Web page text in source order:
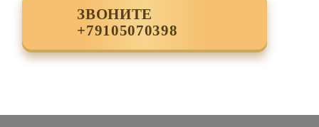
ЗВОНИТЕ
+79105070398